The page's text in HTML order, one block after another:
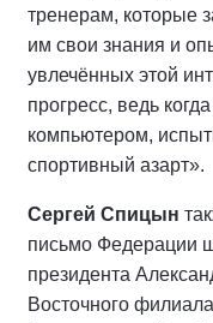
тренерам, которые
им свои знания и
увлечённых этой
прогресс, ведь
компьютером,
спортивный азарт».
Сергей Спицын
письмо Федерации
президента
Восточного